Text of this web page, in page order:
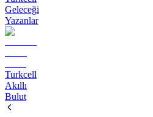
Geleceği
Yazanlar
Turkcell
Akıllı
Bulut